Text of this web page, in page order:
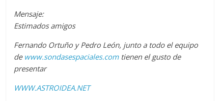
Mensaje:
Estimados amigos
Fernando Ortuño y Pedro León, junto a todo el equipo
de www.sondasespaciales.com tienen el gusto de
presentar
WWW.ASTROIDEA.NET